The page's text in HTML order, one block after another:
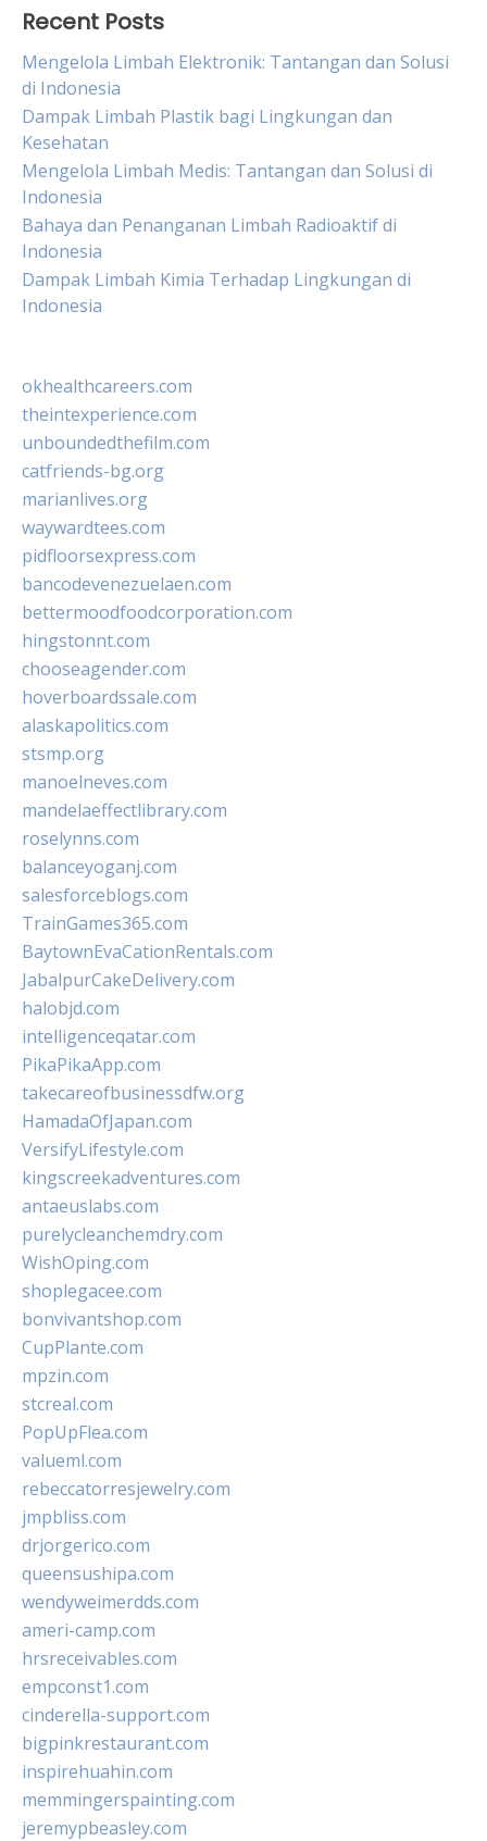
Recent Posts
Mengelola Limbah Elektronik: Tantangan dan Solusi
di Indonesia
Dampak Limbah Plastik bagi Lingkungan dan
Kesehatan
Mengelola Limbah Medis: Tantangan dan Solusi di
Indonesia
Bahaya dan Penanganan Limbah Radioaktif di
Indonesia
Dampak Limbah Kimia Terhadap Lingkungan di
Indonesia
okhealthcareers.com
theintexperience.com
unboundedthefilm.com
catfriends-bg.org
marianlives.org
waywardtees.com
pidfloorsexpress.com
bancodevenezuelaen.com
bettermoodfoodcorporation.com
hingstonnt.com
chooseagender.com
hoverboardssale.com
alaskapolitics.com
stsmp.org
manoelneves.com
mandelaeffectlibrary.com
roselynns.com
balanceyoganj.com
salesforceblogs.com
TrainGames365.com
BaytownEvaCationRentals.com
JabalpurCakeDelivery.com
halobjd.com
intelligenceqatar.com
PikaPikaApp.com
takecareofbusinessdfw.org
HamadaOfJapan.com
VersifyLifestyle.com
kingscreekadventures.com
antaeuslabs.com
purelycleanchemdry.com
WishOping.com
shoplegacee.com
bonvivantshop.com
CupPlante.com
mpzin.com
stcreal.com
PopUpFlea.com
valueml.com
rebeccatorresjewelry.com
jmpbliss.com
drjorgerico.com
queensushipa.com
wendyweimerdds.com
ameri-camp.com
hrsreceivables.com
empconst1.com
cinderella-support.com
bigpinkrestaurant.com
inspirehuahin.com
memmingerspainting.com
jeremypbeasley.com